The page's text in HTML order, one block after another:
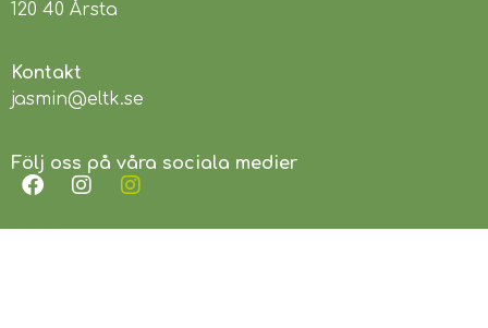
120 40 Årsta
Kontakt
jasmin@eltk.se
Följ oss på våra sociala medier